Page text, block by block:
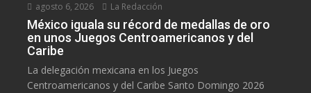
agosto 6, 2026 La Redacción
México iguala su récord de medallas de oro
en unos Juegos Centroamericanos y del
Caribe
La delegación mexicana en los Juegos
Centroamericanos y del Caribe Santo Domingo 2026